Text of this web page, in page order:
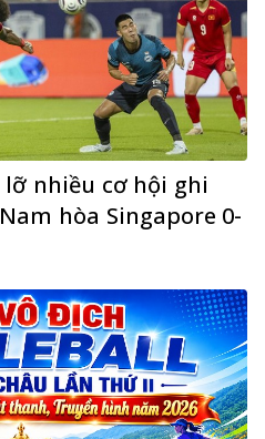
lỡ nhiều cơ hội ghi
hòa Singapore 0-